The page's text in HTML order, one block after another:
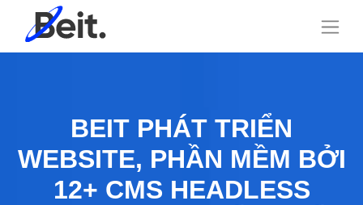
BEIT PHÁT TRIỂN
WEBSITE, PHẦN MỀM BỞI
12+ CMS HEADLESS